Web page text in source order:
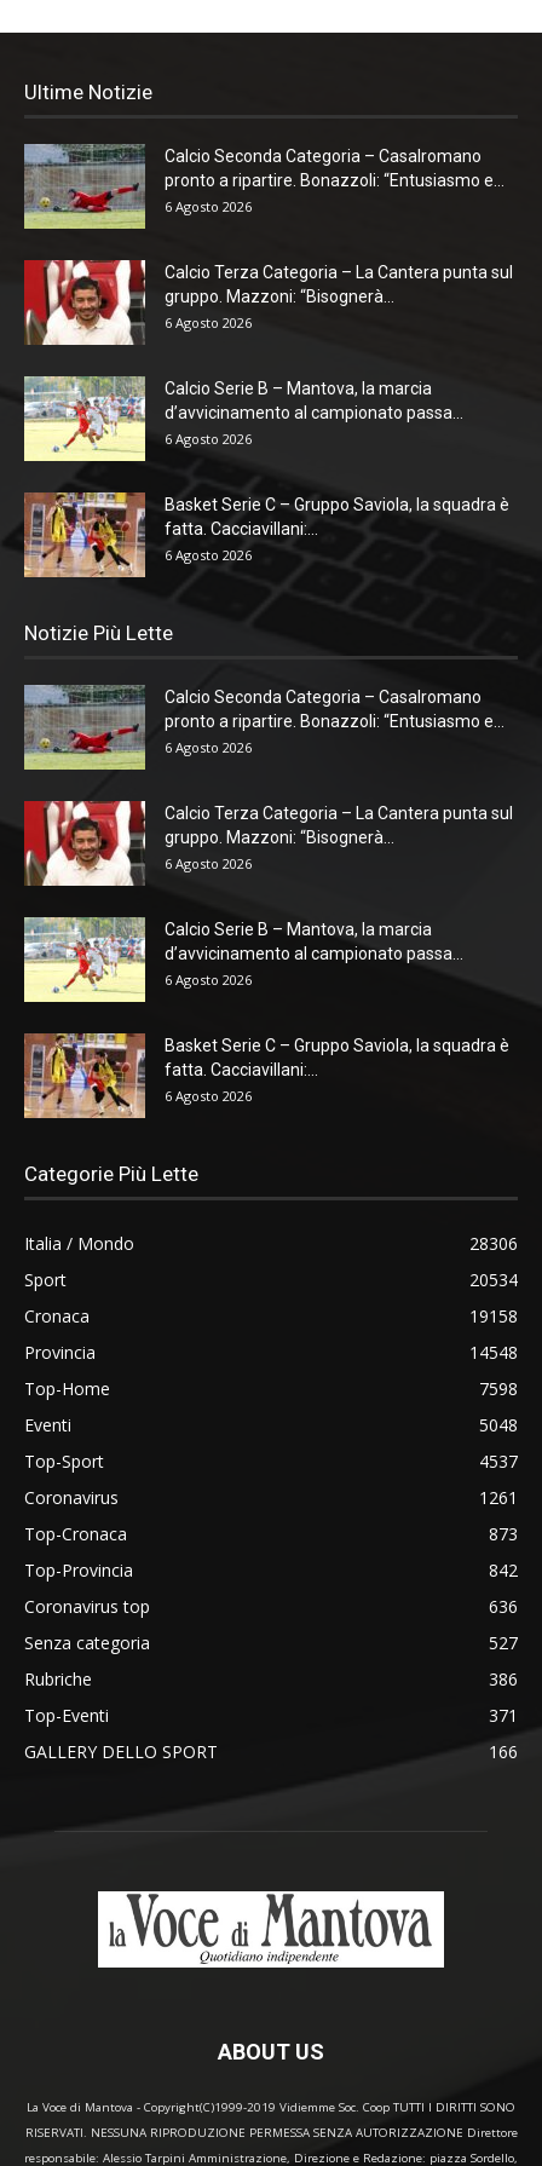
Ultime Notizie
Calcio Seconda Categoria – Casalromano
pronto a ripartire. Bonazzoli: “Entusiasmo e...
6 Agosto 2026
Calcio Terza Categoria – La Cantera punta sul
gruppo. Mazzoni: “Bisognerà...
6 Agosto 2026
Calcio Serie B – Mantova, la marcia
d’avvicinamento al campionato passa...
6 Agosto 2026
Basket Serie C – Gruppo Saviola, la squadra è
fatta. Cacciavillani:...
6 Agosto 2026
Notizie Più Lette
Calcio Seconda Categoria – Casalromano
pronto a ripartire. Bonazzoli: “Entusiasmo e...
6 Agosto 2026
Calcio Terza Categoria – La Cantera punta sul
gruppo. Mazzoni: “Bisognerà...
6 Agosto 2026
Calcio Serie B – Mantova, la marcia
d’avvicinamento al campionato passa...
6 Agosto 2026
Basket Serie C – Gruppo Saviola, la squadra è
fatta. Cacciavillani:...
6 Agosto 2026
Categorie Più Lette
Italia / Mondo
28306
Sport
20534
Cronaca
19158
Provincia
14548
Top-Home
7598
Eventi
5048
Top-Sport
4537
Coronavirus
1261
Top-Cronaca
873
Top-Provincia
842
Coronavirus top
636
Senza categoria
527
Rubriche
386
Top-Eventi
371
GALLERY DELLO SPORT
166
ABOUT US
La Voce di Mantova - Copyright(C)1999-2019 Vidiemme Soc. Coop TUTTI I DIRITTI SONO
RISERVATI. NESSUNA RIPRODUZIONE PERMESSA SENZA AUTORIZZAZIONE Direttore
responsabile: Alessio Tarpini Amministrazione, Direzione e Redazione: piazza Sordello,